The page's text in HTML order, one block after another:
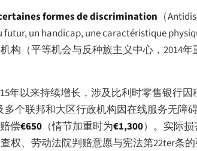
formes de discrimination （
un handicap, une caractéristique
构（平等机会与反种族主义中心，2014
年以来持续增长，涉及比利时零售银行
个联邦和大区行政机构因在线服务无障
偿€650 （情节加重时为€1,300）。实际
权、劳动法院判赔意愿与宪法第22ter条